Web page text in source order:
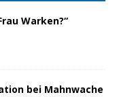
Warken?“
bei Mahnwache